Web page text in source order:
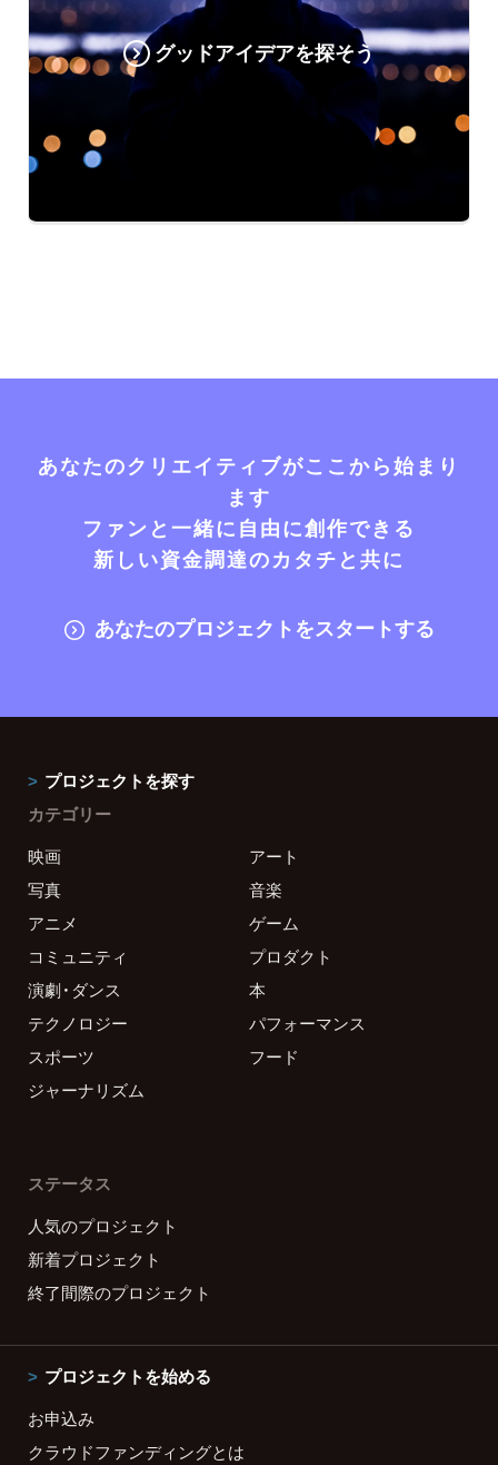
グッドアイデアを探そう
あなたのクリエイティブがここから始まり
ます
ファンと一緒に自由に創作できる
新しい資金調達のカタチと共に
あなたのプロジェクトをスタートする
プロジェクトを探す
カテゴリー
映画
アート
写真
音楽
アニメ
ゲーム
コミュニティ
プロダクト
演劇・ダンス
本
テクノロジー
パフォーマンス
スポーツ
フード
ジャーナリズム
ステータス
人気のプロジェクト
新着プロジェクト
終了間際のプロジェクト
プロジェクトを始める
お申込み
クラウドファンディングとは